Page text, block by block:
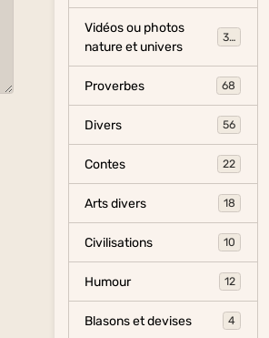
Vidéos ou photos
nature et univers
325
Proverbes 68
Divers 56
Contes 22
Arts divers 18
Civilisations 10
Humour 12
Blasons et devises 4